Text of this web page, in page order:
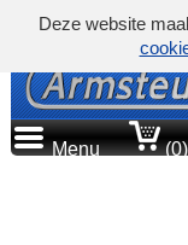
Menu (0)
Deze website